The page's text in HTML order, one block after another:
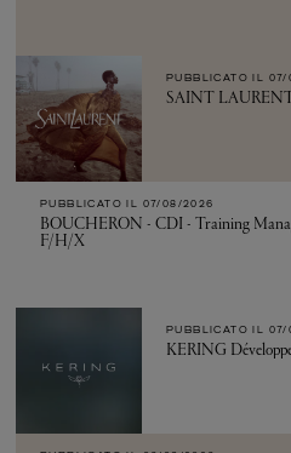
PUBBLICATO IL 07/
SAINT
PUBBLICATO IL 07/08/2026
BOUCHERON - CDI - Training
F/H/X
PUBBLICATO IL 07/
KERING